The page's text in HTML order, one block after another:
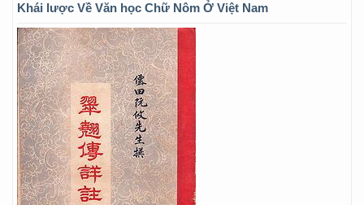
Khái lược Về Văn học Chữ Nôm Ở Việt Nam